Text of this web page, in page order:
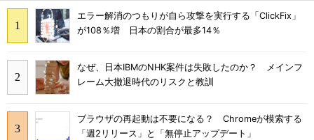
エラー解消のつもりが自ら攻撃を実行する「ClickFix」
が108％増 日本の割合が最多14％
なぜ、日本IBMのNHK案件は失敗したのか？ メインフ
レーム大撤退時代のリスクと教訓
ブラウザの再起動は不要になる？ Chromeが模索する
「週2リリース」と「無停止アップデート」